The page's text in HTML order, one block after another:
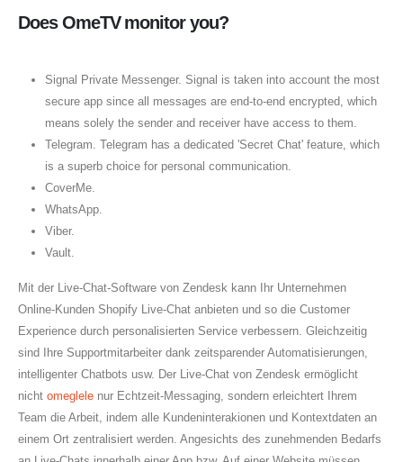
Does OmeTV monitor you?
Signal Private Messenger. Signal is taken into account the most
secure app since all messages are end-to-end encrypted, which
means solely the sender and receiver have access to them.
Telegram. Telegram has a dedicated 'Secret Chat' feature, which
is a superb choice for personal communication.
CoverMe.
WhatsApp.
Viber.
Vault.
Mit der Live-Chat-Software von Zendesk kann Ihr Unternehmen
Online-Kunden Shopify Live-Chat anbieten und so die Customer
Experience durch personalisierten Service verbessern. Gleichzeitig
sind Ihre Supportmitarbeiter dank zeitsparender Automatisierungen,
intelligenter Chatbots usw. Der Live-Chat von Zendesk ermöglicht
nicht omeglele nur Echtzeit-Messaging, sondern erleichtert Ihrem
Team die Arbeit, indem alle Kundeninterakionen und Kontextdaten an
einem Ort zentralisiert werden. Angesichts des zunehmenden Bedarfs